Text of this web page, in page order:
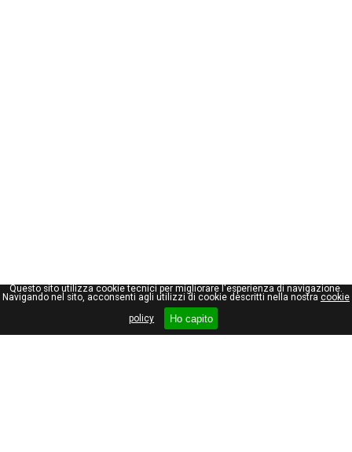
Questo sito utilizza cookie tecnici per migliorare l'esperienza di navigazione.
Navigando nel sito, acconsenti agli utilizzi di cookie descritti nella nostra cookie
policy
Ho capito